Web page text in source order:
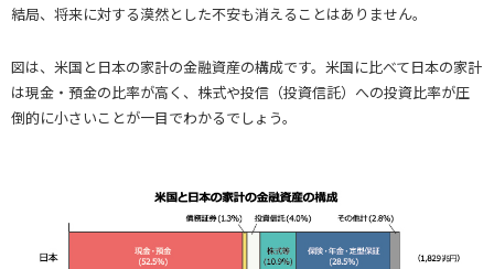
結局、将来に対する漠然とした不安も消えることはありません。
図は、米国と日本の家計の金融資産の構成です。米国に比べて日本の家計
は現金・預金の比率が高く、株式や投信（投資信託）への投資比率が圧
倒的に小さいことが一目でわかるでしょう。